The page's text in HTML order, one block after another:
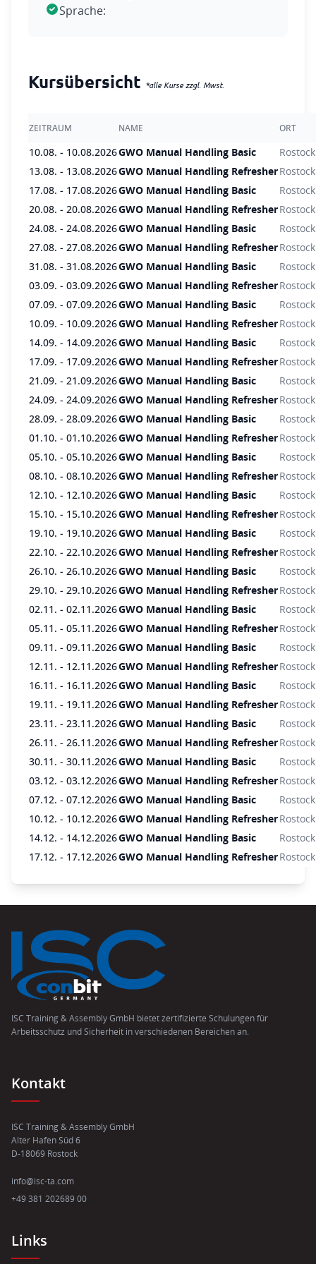
Bewegen einer Last verstanden, die
darstellt (LasthandhabV, BMA 1997, §1,
Heben und Tragen kennen. Während des
Trainings werden die allgemeinen
Grundlagen der Anatomie und Physiologie
der Wirbelsäule, die Biomechanik des
Hebens und Tragens sowie
Richtwerte/Grenzwerte von Lasten
vermittelt. Es wird den Teilnehmenden
anhand von praktischen Übungen
vermittelt, wie man richtig hebt, trägt und
wie man dieses richtig umsetzt.
Seit dem 17.10.2016 ist die Teilnahme an
diesem Datum ist jeder, der an einem
privaten
E-Mail-Adresse
anzulegen und hierüber eine WINDA-
Identifikationsnummer zu erhalten. Wir
fragen diese Nummer während des
Anmeldevorgangs von Ihnen ab und
übergeben nach erfolgtem Training Ihre
Trainingsdaten an WINDA. Dort können Sie
anschließend über Ihren Account Ihr
Zertifikat generieren. Weitere
Informationen hierzu finden Sie unter
folgenden Links:
https://winda.globalwindsafety.org
Sprache:
Kursübersicht *alle Kurse zzgl. Mwst.
ZEITRAUM NAME ORT
10.08. - 10.08.2026GWO Manual Handling Basic
Rostock
13.08. - 13.08.2026GWO Manual Handling RefresherRostock
17.08. - 17.08.2026GWO Manual Handling Basic
Rostock
20.08. - 20.08.2026GWO Manual Handling RefresherRostock
24.08. - 24.08.2026GWO Manual Handling Basic
Rostock
27.08. - 27.08.2026GWO Manual Handling RefresherRostock
31.08. - 31.08.2026GWO Manual Handling Basic
Rostock
03.09. - 03.09.2026GWO Manual Handling RefresherRostock
07.09. - 07.09.2026GWO Manual Handling Basic
Rostock
10.09. - 10.09.2026GWO Manual Handling RefresherRostock
14.09. - 14.09.2026GWO Manual Handling Basic
Rostock
17.09. - 17.09.2026GWO Manual Handling RefresherRostock
21.09. - 21.09.2026GWO Manual Handling Basic
Rostock
24.09. - 24.09.2026GWO Manual Handling RefresherRostock
28.09. - 28.09.2026GWO Manual Handling Basic
Rostock
01.10. - 01.10.2026GWO Manual Handling RefresherRostock
05.10. - 05.10.2026GWO Manual Handling Basic
Rostock
08.10. - 08.10.2026GWO Manual Handling RefresherRostock
12.10. - 12.10.2026GWO Manual Handling Basic
Rostock
15.10. - 15.10.2026GWO Manual Handling RefresherRostock
19.10. - 19.10.2026GWO Manual Handling Basic
Rostock
22.10. - 22.10.2026GWO Manual Handling RefresherRostock
26.10. - 26.10.2026GWO Manual Handling Basic
Rostock
29.10. - 29.10.2026GWO Manual Handling RefresherRostock
02.11. - 02.11.2026GWO Manual Handling Basic
Rostock
05.11. - 05.11.2026GWO Manual Handling RefresherRostock
09.11. - 09.11.2026GWO Manual Handling Basic
Rostock
12.11. - 12.11.2026GWO Manual Handling RefresherRostock
16.11. - 16.11.2026GWO Manual Handling Basic
Rostock
19.11. - 19.11.2026GWO Manual Handling RefresherRostock
23.11. - 23.11.2026GWO Manual Handling Basic
Rostock
26.11. - 26.11.2026GWO Manual Handling RefresherRostock
30.11. - 30.11.2026GWO Manual Handling Basic
Rostock
03.12. - 03.12.2026GWO Manual Handling RefresherRostock
07.12. - 07.12.2026GWO Manual Handling Basic
Rostock
10.12. - 10.12.2026GWO Manual Handling RefresherRostock
14.12. - 14.12.2026GWO Manual Handling Basic
Rostock
17.12. - 17.12.2026GWO Manual Handling RefresherRostock
ISC Training & Assembly GmbH bietet zertifizierte Schulungen für
Arbeitsschutz und Sicherheit in verschiedenen Bereichen an.
Kontakt
ISC Training & Assembly GmbH
Alter Hafen Süd 6
D-18069 Rostock
info@isc-ta.com
+49 381 202689 00
Links